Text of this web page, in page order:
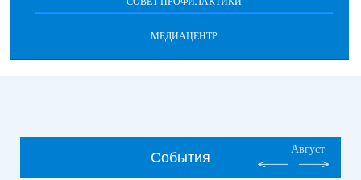
МЕДИАЦЕНТР
События
Август